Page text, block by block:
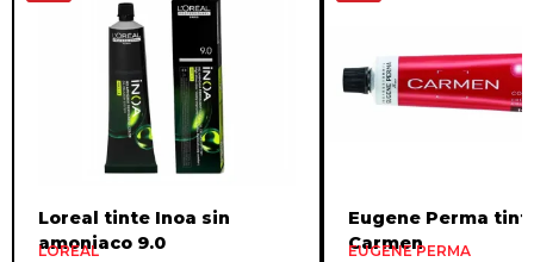
Loreal tinte Inoa sin
amoniaco 9.0
LOREAL
Eugene Perma
Carmen
EUGENE PERMA